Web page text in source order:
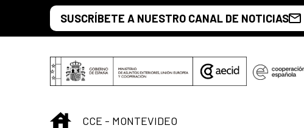
Saltar al contenido principal
SUSCRÍBETE A NUESTRO CANAL DE NOTICIAS
INICIO
CCE - MONTEVIDEO